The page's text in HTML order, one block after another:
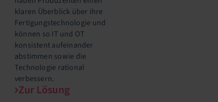
klaren Überblick über ihre
Fertigungstechnologie und
können so IT und OT
konsistent aufeinander
abstimmen sowie die
Technologie rational
verbessern.
Zur Lösung